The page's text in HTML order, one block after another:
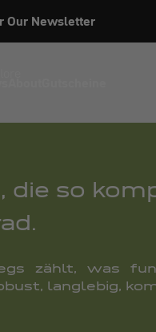
Our Newsletter
die so
zählt, was
langlebig,